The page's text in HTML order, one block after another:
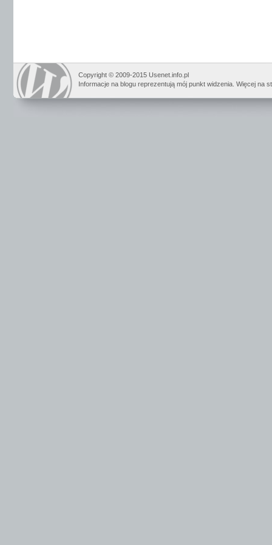
Copyright © 2009-2015 Usenet.info.pl
Informacje na blogu reprezentują mój punkt widzenia. Więcej na